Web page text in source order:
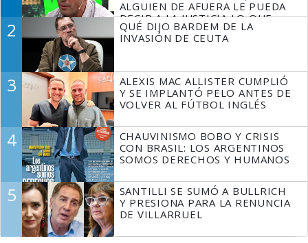
ALGUIEN DE AFUERA LE PUEDA
DECIR A LA JUSTICIA LO QUE
TIENE QUE HACER"
2
QUÉ DIJO BARDEM DE LA
INVASIÓN DE CEUTA
3
ALEXIS MAC ALLISTER CUMPLIÓ
Y SE IMPLANTÓ PELO ANTES DE
VOLVER AL FÚTBOL INGLÉS
4
CHAUVINISMO BOBO Y CRISIS
CON BRASIL: LOS ARGENTINOS
SOMOS DERECHOS Y HUMANOS
5
SANTILLI SE SUMÓ A BULLRICH
Y PRESIONA PARA LA RENUNCIA
DE VILLARRUEL